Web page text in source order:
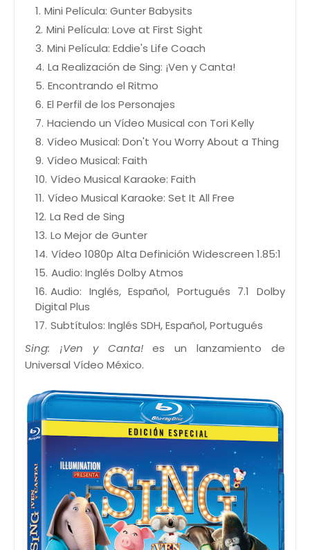
Mini Película: Gunter Babysits
Mini Película: Love at First Sight
Mini Película: Eddie's Life Coach
La Realización de Sing: ¡Ven y Canta!
Encontrando el Ritmo
El Perfil de los Personajes
Haciendo un Vídeo Musical con Tori Kelly
Vídeo Musical: Don't You Worry About a Thing
Vídeo Musical: Faith
Vídeo Musical Karaoke: Faith
Vídeo Musical Karaoke: Set It All Free
La Red de Sing
Lo Mejor de Gunter
Vídeo 1080p Alta Definición Widescreen 1.85:1
Audio: Inglés Dolby Atmos
Audio: Inglés, Español, Portugués 7.1 Dolby
Digital Plus
Subtítulos: Inglés SDH, Español, Portugués
Sing: ¡Ven y Canta!es un lanzamiento de
Universal Vídeo México.